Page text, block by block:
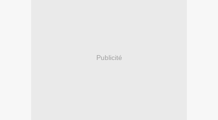
Publicité